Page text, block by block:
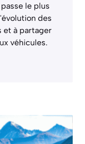
le plus
des
et à partager
véhicules.